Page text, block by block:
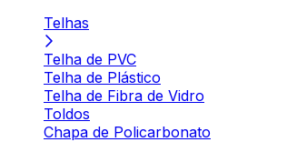
Telhas
Telha de PVC
Telha de Plástico
Telha de Fibra de Vidro
Toldos
Chapa de Policarbonato